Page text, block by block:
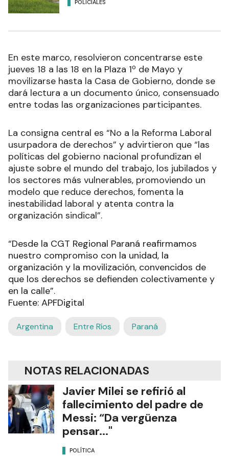
POLICIALES
En este marco, resolvieron concentrarse este
jueves 18 a las 18 en la Plaza 1º de Mayo y
movilizarse hasta la Casa de Gobierno, donde se
dará lectura a un documento único, consensuado
entre todas las organizaciones participantes.
La consigna central es “No a la Reforma Laboral
usurpadora de derechos” y advirtieron que “las
políticas del gobierno nacional profundizan el
ajuste sobre el mundo del trabajo, los jubilados y
los sectores más vulnerables, promoviendo un
modelo que reduce derechos, fomenta la
inestabilidad laboral y atenta contra la
organización sindical”.
“Desde la CGT Regional Paraná reafirmamos
nuestro compromiso con la unidad, la
organización y la movilización, convencidos de
que los derechos se defienden colectivamente y
en la calle”.
Fuente: APFDigital
Argentina Entre Ríos Paraná
NOTAS RELACIONADAS
Javier Milei se refirió al
fallecimiento del padre de
Messi: “Da vergüenza
pensar..."
POLÍTICA